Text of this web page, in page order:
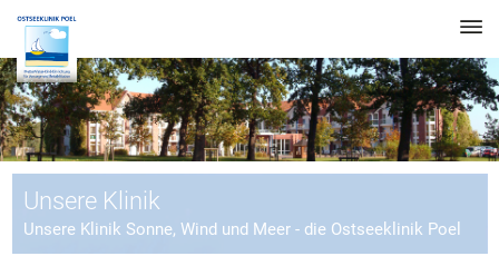
Unsere Klinik
Unsere Klinik Sonne, Wind und Meer - die Ostseeklinik Poel